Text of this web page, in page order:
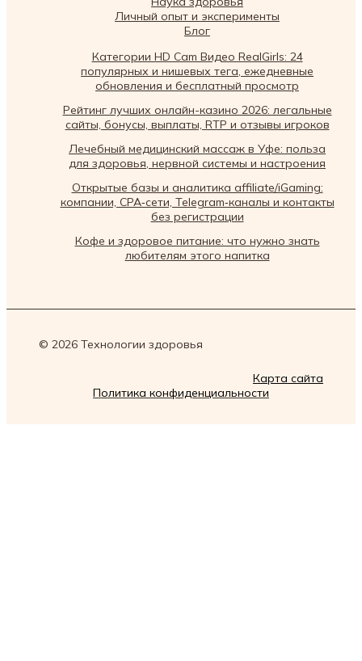
Личный опыт и эксперименты
Блог
Категории HD Cam Видео RealGirls: 24
популярных и нишевых тега, ежедневные
обновления и бесплатный просмотр
Рейтинг лучших онлайн-казино 2026: легальные
сайты, бонусы, выплаты, RTP и отзывы игроков
Лечебный медицинский массаж в Уфе: польза
для здоровья, нервной системы и настроения
Открытые базы и аналитика affiliate/iGaming:
компании, CPA‑сети, Telegram‑каналы и контакты
без регистрации
Кофе и здоровое питание: что нужно знать
любителям этого напитка
© 2026 Технологии здоровья
Карта сайта
Политика конфиденциальности